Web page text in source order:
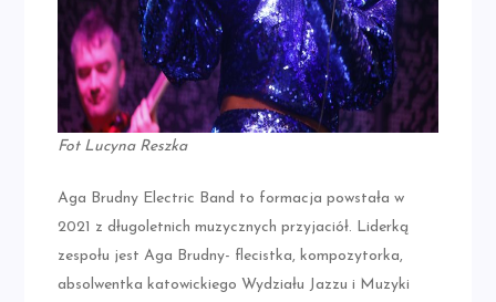
Fot Lucyna Reszka
Aga Brudny Electric Band to formacja powstała w
2021 z długoletnich muzycznych przyjaciół. Liderką
zespołu jest Aga Brudny- flecistka, kompozytorka,
absolwentka katowickiego Wydziału Jazzu i Muzyki